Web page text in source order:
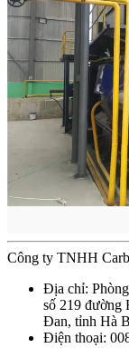
Công ty TNHH
Địa chỉ:
số 219 đường
Đan, tỉnh Hà
Điện thoại: